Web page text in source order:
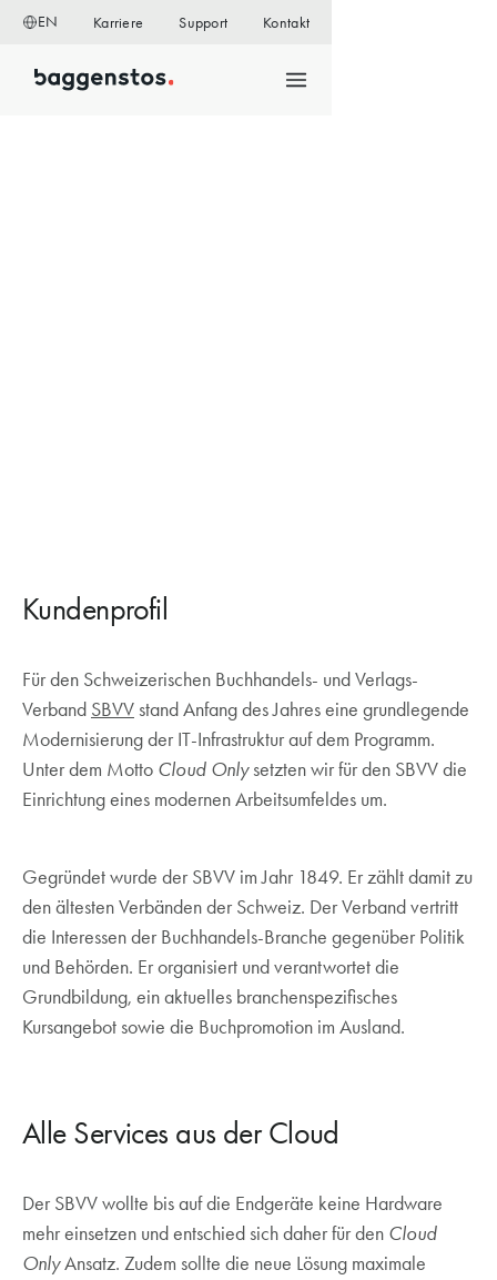
EN Karriere Support Kontakt
Kundenprofil
Für den Schweizerischen Buchhandels- und Verlags-
Verband SBVVstand Anfang des Jahres eine grundlegende
Modernisierung der IT-Infrastruktur auf dem Programm.
Unter dem Motto Cloud Onlysetzten wir für den SBVV die
Einrichtung eines modernen Arbeitsumfeldes um.
Gegründet wurde der SBVV im Jahr 1849. Er zählt damit zu
den ältesten Verbänden der Schweiz. Der Verband vertritt
die Interessen der Buchhandels-Branche gegenüber Politik
und Behörden. Er organisiert und verantwortet die
Grundbildung, ein aktuelles branchenspezifisches
Kursangebot sowie die Buchpromotion im Ausland.
Alle Services aus der Cloud
Der SBVV wollte bis auf die Endgeräte keine Hardware
mehr einsetzen und entschied sich daher für den Cloud
OnlyAnsatz. Zudem sollte die neue Lösung maximale